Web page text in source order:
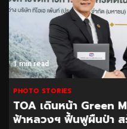
1 min read
PHOTO STORIES
CEO นำทีมผู้บริหาร
มอบนโยบายเร่งบริห